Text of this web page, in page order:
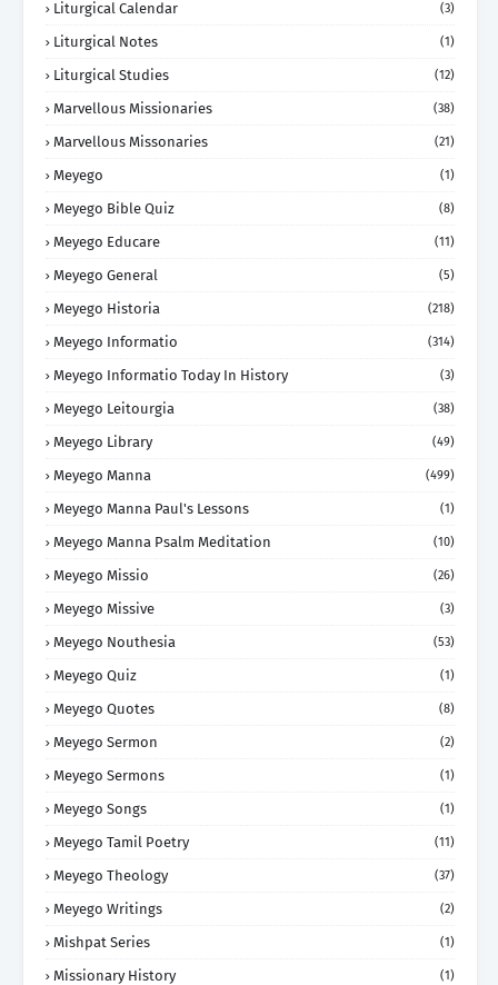
Liturgical Calendar (3)
Liturgical Notes (1)
Liturgical Studies (12)
Marvellous Missionaries (38)
Marvellous Missonaries (21)
Meyego (1)
Meyego Bible Quiz (8)
Meyego Educare (11)
Meyego General (5)
Meyego Historia (218)
Meyego Informatio (314)
Meyego Informatio Today In History (3)
Meyego Leitourgia (38)
Meyego Library (49)
Meyego Manna (499)
Meyego Manna Paul's Lessons (1)
Meyego Manna Psalm Meditation (10)
Meyego Missio (26)
Meyego Missive (3)
Meyego Nouthesia (53)
Meyego Quiz (1)
Meyego Quotes (8)
Meyego Sermon (2)
Meyego Sermons (1)
Meyego Songs (1)
Meyego Tamil Poetry (11)
Meyego Theology (37)
Meyego Writings (2)
Mishpat Series (1)
Missionary History (1)